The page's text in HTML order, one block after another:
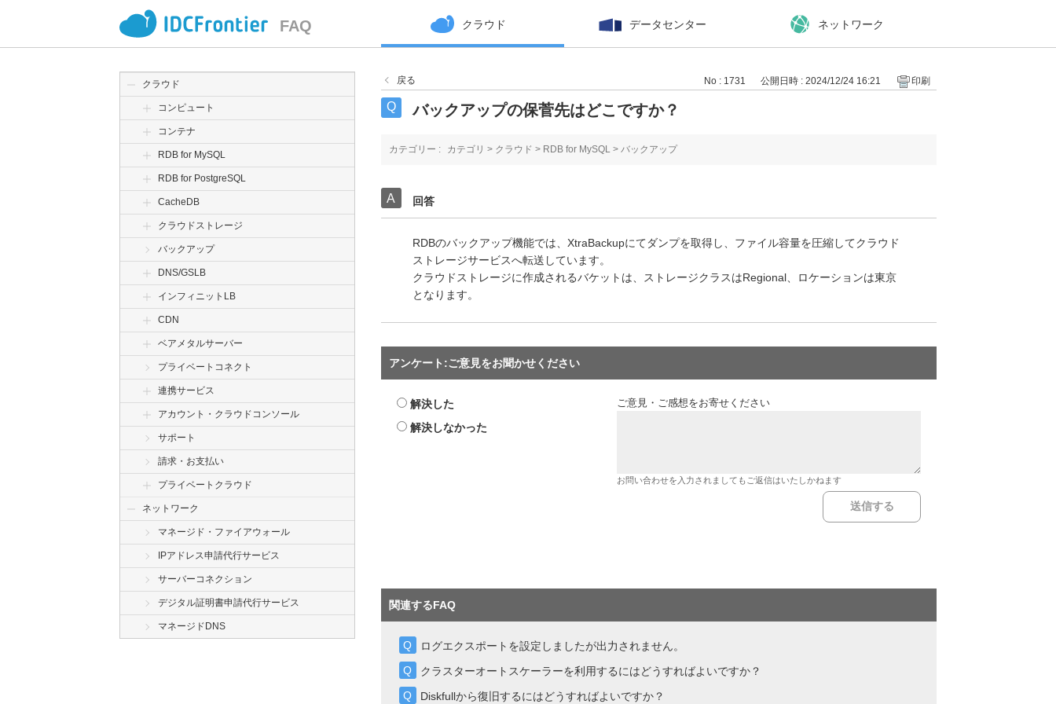
FAQ クラウド データセンター ネットワーク
クラウド
コンピュート
コンテナ
RDB for MySQL
RDB for PostgreSQL
CacheDB
クラウドストレージ
バックアップ
DNS/GSLB
インフィニットLB
CDN
ベアメタルサーバー
プライベートコネクト
連携サービス
アカウント・クラウドコンソール
サポート
請求・お支払い
プライベートクラウド
ネットワーク
マネージド・ファイアウォール
IPアドレス申請代行サービス
サーバーコネクション
デジタル証明書申請代行サービス
マネージドDNS
戻る No : 1731 公開日時 : 2024/12/24 16:21 印刷
バックアップの保菅先はどこですか？
カテゴリー : カテゴリ > クラウド > RDB for MySQL> バックアップ
回答
RDBのバックアップ機能では、XtraBackupにてダンプを取得し、ファイル容量を圧縮してクラウド
ストレージサービスへ転送しています。
クラウドストレージに作成されるバケットは、ストレージクラスはRegional、ロケーションは東京
となります。
アンケート:ご意見をお聞かせください
解決した
解決しなかった
ご意見・ご感想をお寄せください
お問い合わせを入力されましてもご返信はいたしかねます
関連するFAQ
ログエクスポートを設定しましたが出力されません。
クラスターオートスケーラーを利用するにはどうすればよいですか？
Diskfullから復旧するにはどうすればよいですか？